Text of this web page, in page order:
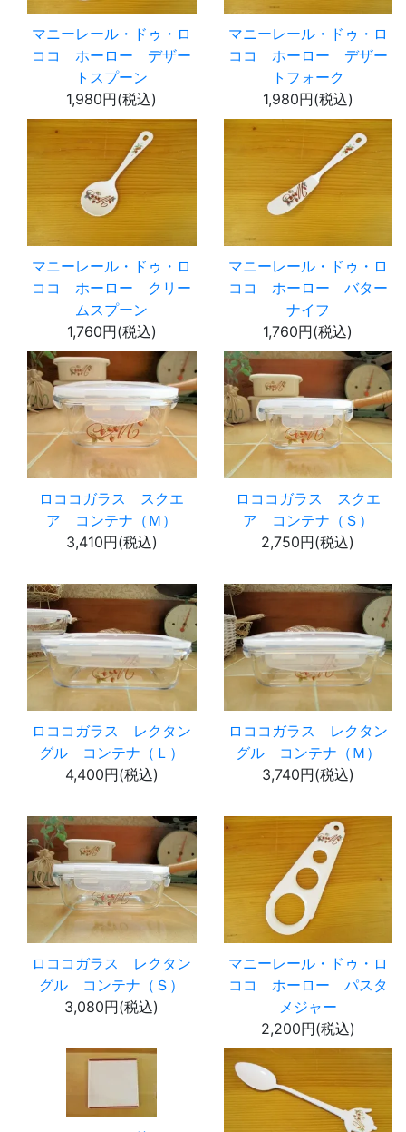
マニーレール・ドゥ・ロ
ココ ホーロー デザー
トスプーン
1,980円(税込)
マニーレール・ドゥ・ロ
ココ ホーロー デザー
トフォーク
1,980円(税込)
マニーレール・ドゥ・ロ
ココ ホーロー クリー
ムスプーン
1,760円(税込)
マニーレール・ドゥ・ロ
ココ ホーロー バター
ナイフ
1,760円(税込)
ロココガラス スクエ
ア コンテナ（Ｍ）
3,410円(税込)
ロココガラス スクエ
ア コンテナ（Ｓ）
2,750円(税込)
ロココガラス レクタン
グル コンテナ（Ｌ）
4,400円(税込)
ロココガラス レクタン
グル コンテナ（Ｍ）
3,740円(税込)
ロココガラス レクタン
グル コンテナ（Ｓ）
3,080円(税込)
マニーレール・ドゥ・ロ
ココ ホーロー パスタ
メジャー
2,200円(税込)